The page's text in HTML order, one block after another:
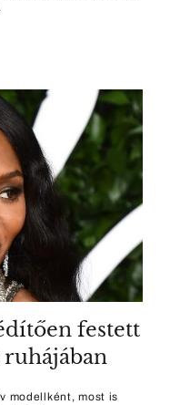
festett
modellként, most is